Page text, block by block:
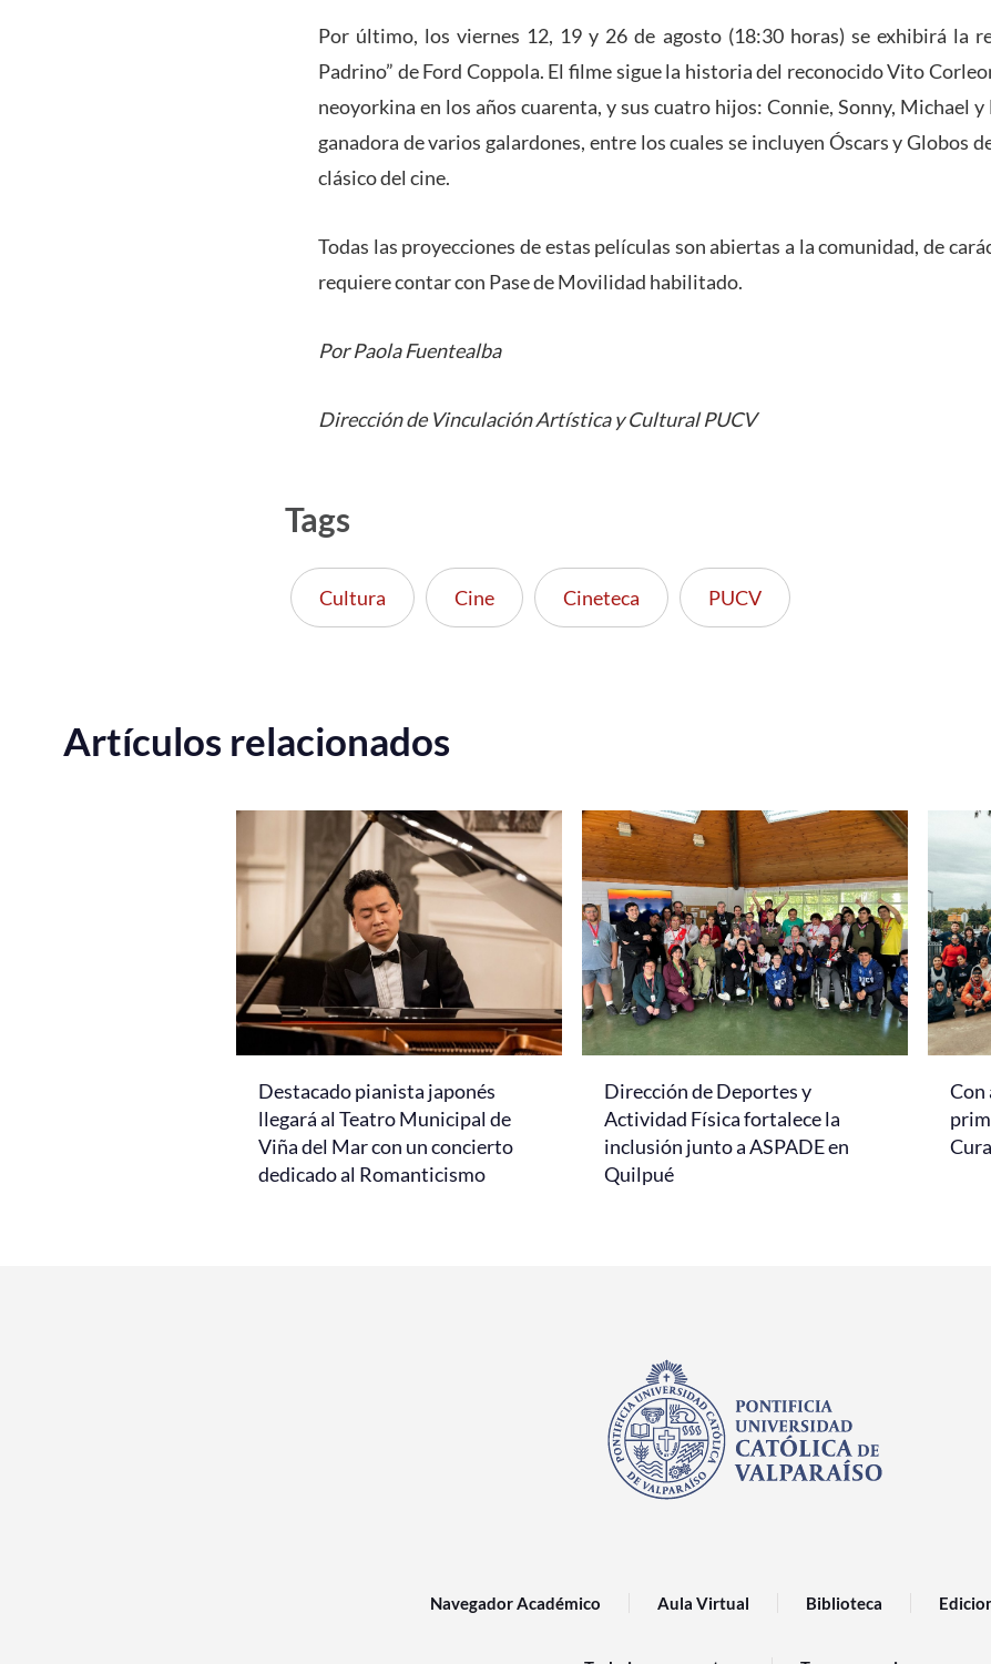
Por último, los viernes 12, 19 y 26 de agosto (18:30 horas) se exhibirá la
Padrino” de Ford Coppola. El filme sigue la historia del reconocido Vito
neoyorkina en los años cuarenta, y sus cuatro hijos: Connie, Sonny, Michael y
ganadora de varios galardones, entre los cuales se incluyen Óscars y Globos
clásico del cine.
Todas las proyecciones de estas películas son abiertas a la comunidad, de
requiere contar con Pase de Movilidad habilitado.
Por Paola Fuentealba
Dirección de Vinculación Artística y Cultural PUCV
Tags
Cultura Cine Cineteca PUCV
Artículos relacionados
Destacado pianista japonés
llegará al Teatro Municipal de
Viña del Mar con un concierto
dedicado al Romanticismo
Dirección de Deportes y
Actividad Física fortalece la
inclusión junto a ASPADE en
Quilpué
Con
Navegador Académico Aula Virtual Biblioteca